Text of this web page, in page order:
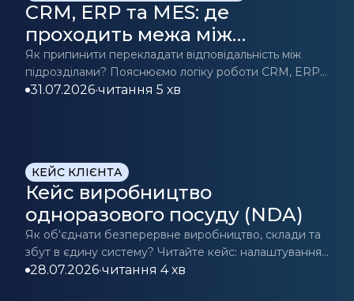
CRM, ERP та MES: де
проходить межа між
«продажами» та
«виробництвом»?
Як припинити перекладати відповідальність між
підрозділами? Пояснюємо логіку роботи CRM, ERP
та MES.
31.07.2026•читання 5 хв
КЕЙС КЛІЄНТА
Кейс виробництво
одноразового посуду (NDA)
Як об'єднати безперервне виробництво, склади та
збут в єдину систему? Читайте кейс: налаштування
планування, контролю якості та обліку відходів.
28.07.2026•читання 4 хв